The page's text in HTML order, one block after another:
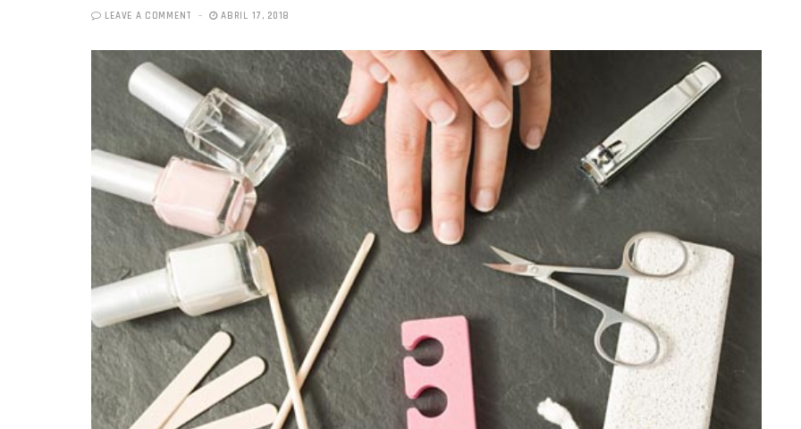
LEAVE A COMMENT ABRIL 17, 2018
«Bonitas», el nuevo
sencillo de Hendrix y
Totó la Momposina: el
adiós a la gran
cantadora que llevó las
raíces colombianas al
mundo a través de su
música